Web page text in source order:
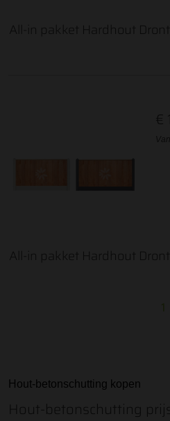
All-in pakket Hardhout
€
All-in pakket Hardhout
1
Hout-betonschutting kopen
Hout-betonschutting